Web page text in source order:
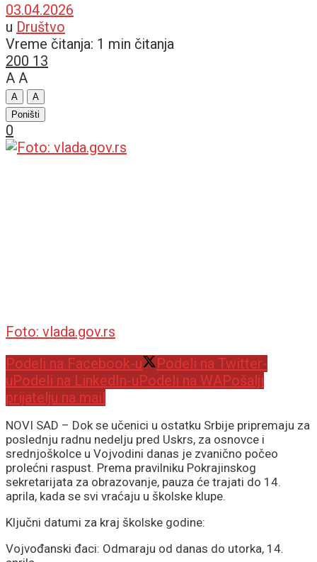
03.04.2026
u Društvo
Vreme čitanja: 1 min čitanja
200 13
A A
A
A
Poništi
0
Foto: vlada.gov.rs
Podeli na Facebook-u
Podeli na Twitter-
uPodeli na LinkedIn-uPodeli na WAPošalji
prijatelju na mail
NOVI SAD – Dok se učenici u ostatku Srbije pripremaju za
poslednju radnu nedelju pred Uskrs, za osnovce i
srednjoškolce u Vojvodini danas je zvanično počeo
prolećni raspust. Prema pravilniku Pokrajinskog
sekretarijata za obrazovanje, pauza će trajati do 14.
aprila, kada se svi vraćaju u školske klupe.
Ključni datumi za kraj školske godine:
Vojvođanski đaci: Odmaraju od danas do utorka, 14.